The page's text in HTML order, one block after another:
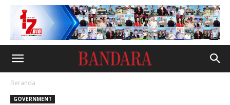
Beranda
GOVERNMENT